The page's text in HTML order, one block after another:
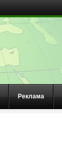
Реклама